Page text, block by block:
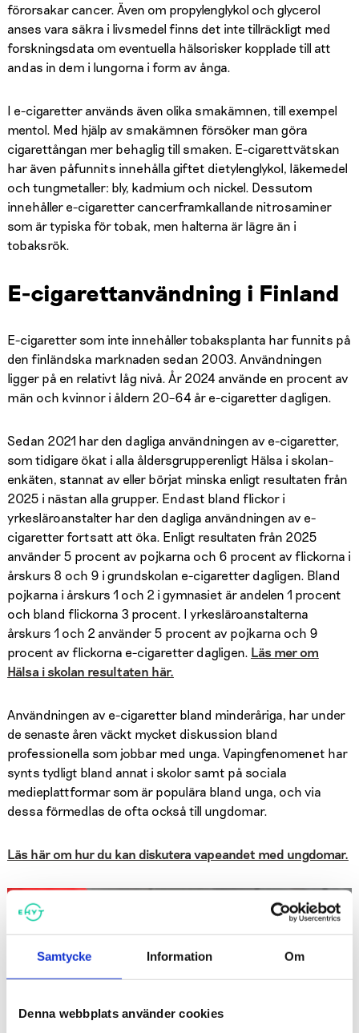
Samtycke Information Om
Denna webbplats använder cookies
förorsakar cancer. Även om propylenglykol och glycerol
anses vara säkra i livsmedel finns det inte tillräckligt med
forskningsdata om eventuella hälsorisker kopplade till att
andas in dem i lungorna i form av ånga.
I e-cigaretter används även olika smakämnen, till exempel
mentol. Med hjälp av smakämnen försöker man göra
cigarettångan mer behaglig till smaken. E-cigarettvätskan
har även påfunnits innehålla giftet dietylenglykol, läkemedel
och tungmetaller: bly, kadmium och nickel. Dessutom
innehåller e-cigaretter cancerframkallande nitrosaminer
som är typiska för tobak, men halterna är lägre än i
tobaksrök.
E-cigarettanvändning i Finland
E-cigaretter som inte innehåller tobaksplanta har funnits på
den finländska marknaden sedan 2003. Användningen
ligger på en relativt låg nivå. År 2024 använde en procent av
män och kvinnor i åldern 20–64 år e-cigaretter dagligen.
Sedan 2021 har den dagliga användningen av e-cigaretter,
som tidigare ökat i alla åldersgrupperenligt Hälsa i skolan-
enkäten, stannat av eller börjat minska enligt resultaten från
2025 i nästan alla grupper. Endast bland flickor i
yrkesläroanstalter har den dagliga användningen av e-
cigaretter fortsatt att öka. Enligt resultaten från 2025
använder 5 procent av pojkarna och 6 procent av flickorna i
årskurs 8 och 9 i grundskolan e-cigaretter dagligen. Bland
pojkarna i årskurs 1 och 2 i gymnasiet är andelen 1 procent
och bland flickorna 3 procent. I yrkesläroanstalterna
årskurs 1 och 2 använder 5 procent av pojkarna och 9
procent av flickorna e-cigaretter dagligen. Läs mer om
Hälsa i skolan resultaten här.
Användningen av e-cigaretter bland minderåriga, har under
de senaste åren väckt mycket diskussion bland
professionella som jobbar med unga. Vapingfenomenet har
synts tydligt bland annat i skolor samt på sociala
medieplattformar som är populära bland unga, och via
dessa förmedlas de ofta också till ungdomar.
Läs här om hur du kan diskutera vapeandet med ungdomar.